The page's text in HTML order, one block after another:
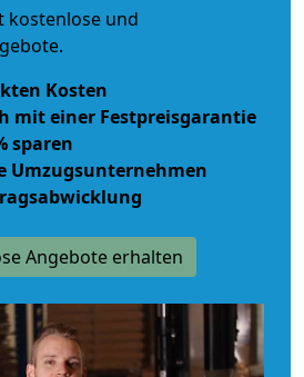
kostenlose und
Kosten
mit einer Festpreisgarantie
sparen
Umzugsunternehmen
Angebote erhalten